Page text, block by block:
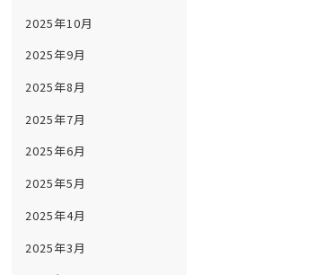
2025年10月
2025年9月
2025年8月
2025年7月
2025年6月
2025年5月
2025年4月
2025年3月